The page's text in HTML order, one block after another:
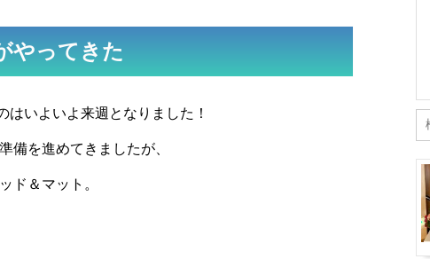
やってきた
はいよいよ来週となりました！
備を進めてきましたが、
ド＆マット。